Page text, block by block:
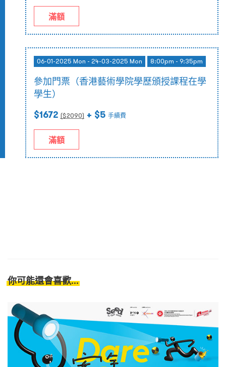
滿額
06-01-2025 Mon - 24-03-2025 Mon 8:00pm - 9:35pm
參加門票（香港藝術學院學歷頒授課程在學
學生）
$1672 ($2090) + $5 手續費
滿額
你可能還會喜歡...